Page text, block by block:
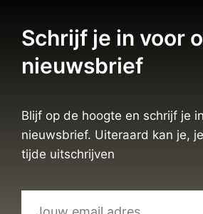
Schrijf je in voor
nieuwsbrief
Blijf op de hoogte en schrijf je
nieuwsbrief. Uiteraard kan je,
tijde uitschrijven